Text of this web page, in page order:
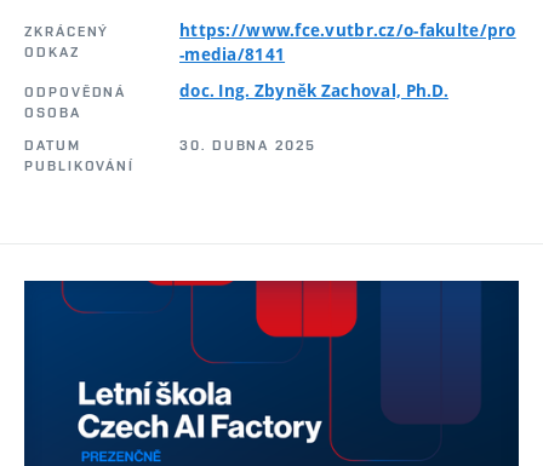
ZKRÁCENÝ
ODKAZ
https://www.fce.vutbr.cz/o-fakulte/pro
-media/8141
ODPOVĚDNÁ
OSOBA
doc. Ing. Zbyněk Zachoval, Ph.D.
DATUM
PUBLIKOVÁNÍ
30. DUBNA 2025